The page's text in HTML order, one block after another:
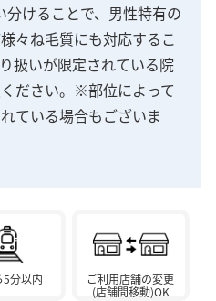
分けることで、男性特有の
々ね毛質にも対応するこ
扱いが限定されている院
ださい。※部位によって
ている場合もございま
5分以内
ご利用店舗の変更
(店舗間移動)OK